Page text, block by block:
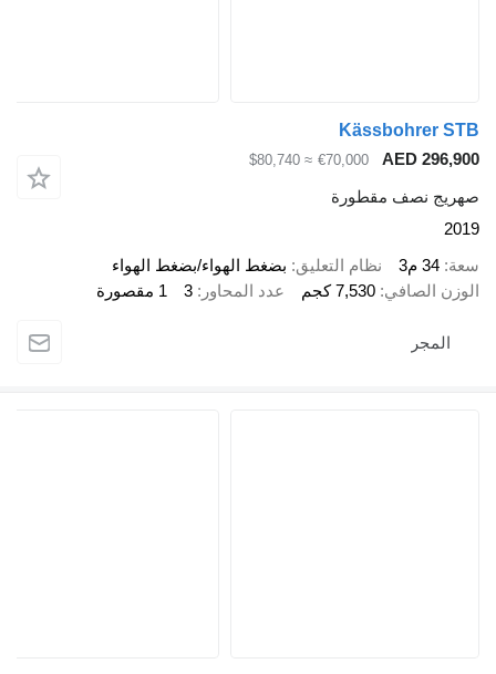
Kässbohrer STB
AED 296,900
€70,000
≈ $80,740
صهريج نصف مقطورة
2019
سعة 34 م3 نظام التعليق بضغط الهواء/بضغط الهواء
الوزن الصافي 7,530 كجم عدد المحاور 3 1 مقصورة
المجر